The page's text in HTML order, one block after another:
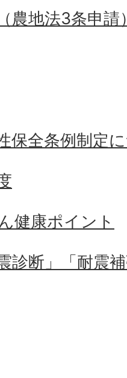
農地法3条申請
保全条例制定
健康ポイント
診断」「耐震